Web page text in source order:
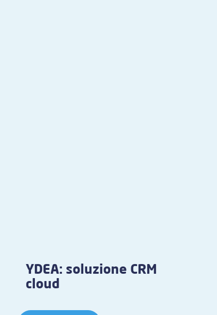
YDEA: soluzione CRM
cloud